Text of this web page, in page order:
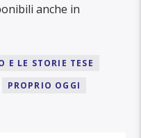
anche in
E LE STORIE TESE
PROPRIO OGGI